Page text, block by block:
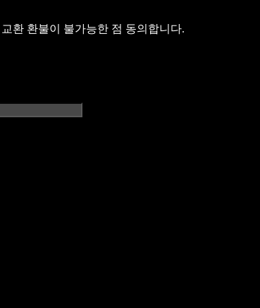
환 환불이 불가능한 점 동의합니다.